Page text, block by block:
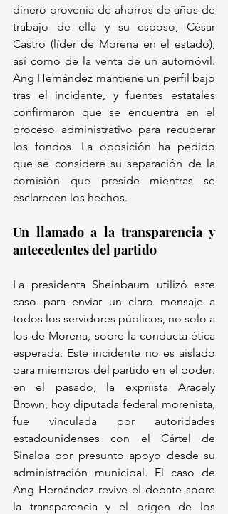
dinero provenía de ahorros de años de
trabajo de ella y su esposo, César
Castro (líder de Morena en el estado),
así como de la venta de un automóvil.
Ang Hernández mantiene un perfil bajo
tras el incidente, y fuentes estatales
confirmaron que se encuentra en el
proceso administrativo para recuperar
los fondos. La oposición ha pedido
que se considere su separación de la
comisión que preside mientras se
esclarecen los hechos.
Un llamado a la transparencia y
antecedentes del partido
La presidenta Sheinbaum utilizó este
caso para enviar un claro mensaje a
todos los servidores públicos, no solo a
los de Morena, sobre la conducta ética
esperada. Este incidente no es aislado
para miembros del partido en el poder:
en el pasado, la expriista Aracely
Brown, hoy diputada federal morenista,
fue vinculada por autoridades
estadounidenses con el Cártel de
Sinaloa por presunto apoyo desde su
administración municipal. El caso de
Ang Hernández revive el debate sobre
la transparencia y el origen de los